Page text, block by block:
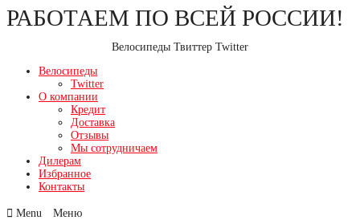
Перейти
к
РАБОТАЕМ ПО ВСЕЙ РОССИИ!
Велосипеды Твиттер Twitter
Велосипеды
Twitter
О компании
Кредит
Доставка
Отзывы
Мы сотрудничаем
Дилерам
Избранное
Контакты
Menu